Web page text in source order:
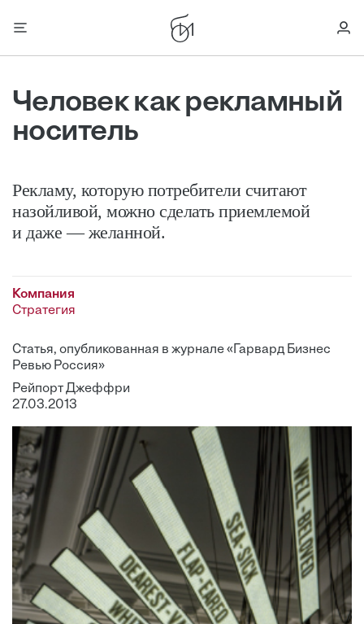
Человек как рекламный
носитель
Рекламу, которую потребители считают
назойливой, можно сделать ­приемлемой
и даже — желанной.
Компания
Стратегия
Статья, опубликованная в журнале «Гарвард Бизнес
Ревью Россия»
Рейпорт Джеффри
27.03.2013